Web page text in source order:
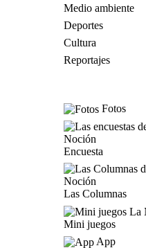
Medio ambiente
Deportes
Cultura
Reportajes
Fotos
Encuesta
Las Columnas
Mini juegos
App